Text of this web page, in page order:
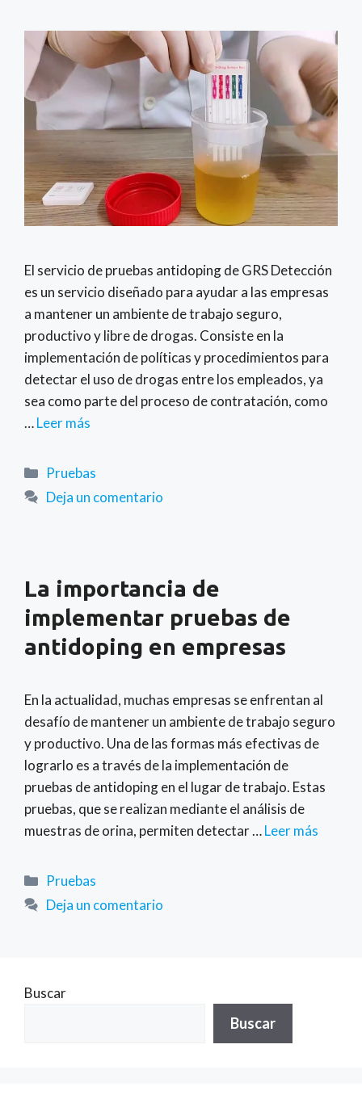
El servicio de pruebas antidoping de GRS Detección
es un servicio diseñado para ayudar a las empresas
a mantener un ambiente de trabajo seguro,
productivo y libre de drogas. Consiste en la
implementación de políticas y procedimientos para
detectar el uso de drogas entre los empleados, ya
sea como parte del proceso de contratación, como
…Leer más
Categorías
Pruebas
Deja un comentario
La importancia de
implementar pruebas de
antidoping en empresas
En la actualidad, muchas empresas se enfrentan al
desafío de mantener un ambiente de trabajo seguro
y productivo. Una de las formas más efectivas de
lograrlo es a través de la implementación de
pruebas de antidoping en el lugar de trabajo. Estas
pruebas, que se realizan mediante el análisis de
muestras de orina, permiten detectar …Leer más
Categorías
Pruebas
Deja un comentario
Buscar
Buscar